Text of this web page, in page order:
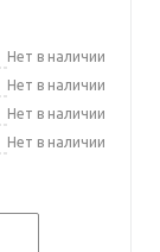
Нет в наличии
Нет в наличии
Нет в наличии
Нет в наличии